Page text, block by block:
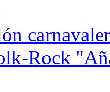
Rock